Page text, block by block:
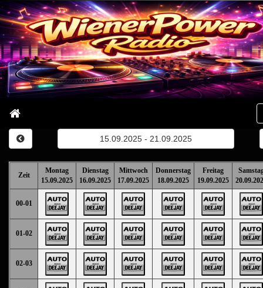
15.09.2025 - 21.09.2025
Zeit
Montag
15.09.2025
Dienstag
16.09.2025
Mittwoch
17.09.2025
Donnerstag
18.09.2025
Freitag
19.09.2025
00-01
01-02
02-03